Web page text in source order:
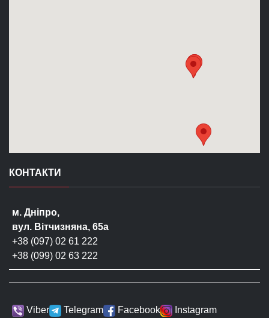
КОНТАКТИ
м. Дніпро,
вул. Вітчизняна, 65а
+38 (097) 02 61 222
+38 (099) 02 63 222
Viber Telegram Facebook Instagram